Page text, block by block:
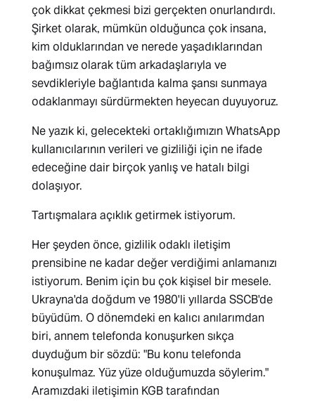
çok dikkat çekmesi bizi gerçekten onurlandırdı.
Şirket olarak, mümkün olduğunca çok insana,
kim olduklarından ve nerede yaşadıklarından
bağımsız olarak tüm arkadaşlarıyla ve
sevdikleriyle bağlantıda kalma şansı sunmaya
odaklanmayı sürdürmekten heyecan duyuyoruz.
Ne yazık ki, gelecekteki ortaklığımızın WhatsApp
kullanıcılarının verileri ve gizliliği için ne ifade
edeceğine dair birçok yanlış ve hatalı bilgi
dolaşıyor.
Tartışmalara açıklık getirmek istiyorum.
Her şeyden önce, gizlilik odaklı iletişim
prensibine ne kadar değer verdiğimi anlamanızı
istiyorum. Benim için bu çok kişisel bir mesele.
Ukrayna'da doğdum ve 1980'li yıllarda SSCB'de
büyüdüm. O dönemdeki en kalıcı anılarımdan
biri, annem telefonda konuşurken sıkça
duyduğum bir sözdü: "Bu konu telefonda
konuşulmaz. Yüz yüze olduğumuzda söylerim."
Aramızdaki iletişimin KGB tarafından